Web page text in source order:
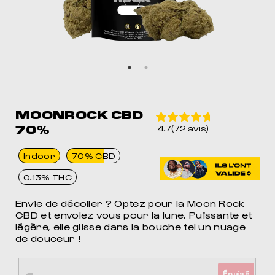
MOONROCK CBD
70%
4.7(72 avis)
Indoor 70% CBD
0.13% THC
Envie de décoller ? Optez pour la Moon Rock
CBD et envolez vous pour la lune. Puissante et
légère, elle glisse dans la bouche tel un nuage
de douceur !